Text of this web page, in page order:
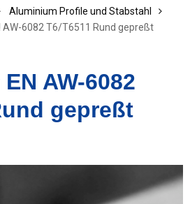
Aluminium Profile und Stabstahl
AW-6082 T6/T6511 Rund gepreßt
AW-6082
gepreßt